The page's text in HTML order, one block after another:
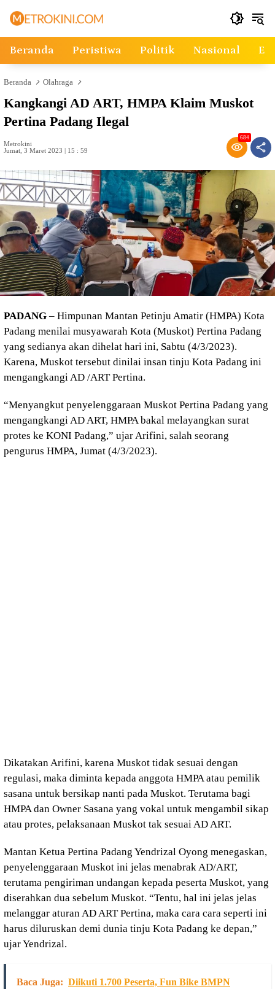
Beranda Peristiwa Politik Nasional
Beranda Olahraga
Kangkangi AD ART, HMPA Klaim Muskot
Pertina Padang Ilegal
Metrokini
Jumat, 3 Maret 2023 | 15 : 59
684
PADANG – Himpunan Mantan Petinju Amatir (HMPA) Kota
Padang menilai musyawarah Kota (Muskot) Pertina Padang
yang sedianya akan dihelat hari ini, Sabtu (4/3/2023).
Karena, Muskot tersebut dinilai insan tinju Kota Padang ini
mengangkangi AD /ART Pertina.
“Menyangkut penyelenggaraan Muskot Pertina Padang yang
mengangkangi AD ART, HMPA bakal melayangkan surat
protes ke KONI Padang,” ujar Arifini, salah seorang
pengurus HMPA, Jumat (4/3/2023).
Dikatakan Arifini, karena Muskot tidak sesuai dengan
regulasi, maka diminta kepada anggota HMPA atau pemilik
sasana untuk bersikap nanti pada Muskot. Terutama bagi
HMPA dan Owner Sasana yang vokal untuk mengambil sikap
atau protes, pelaksanaan Muskot tak sesuai AD ART.
Mantan Ketua Pertina Padang Yendrizal Oyong menegaskan,
penyelenggaraan Muskot ini jelas menabrak AD/ART,
terutama pengiriman undangan kepada peserta Muskot, yang
diserahkan dua sebelum Muskot. “Tentu, hal ini jelas jelas
melanggar aturan AD ART Pertina, maka cara cara seperti ini
harus diluruskan demi dunia tinju Kota Padang ke depan,”
ujar Yendrizal.
Baca Juga: Diikuti 1.700 Peserta, Fun Bike BMPN